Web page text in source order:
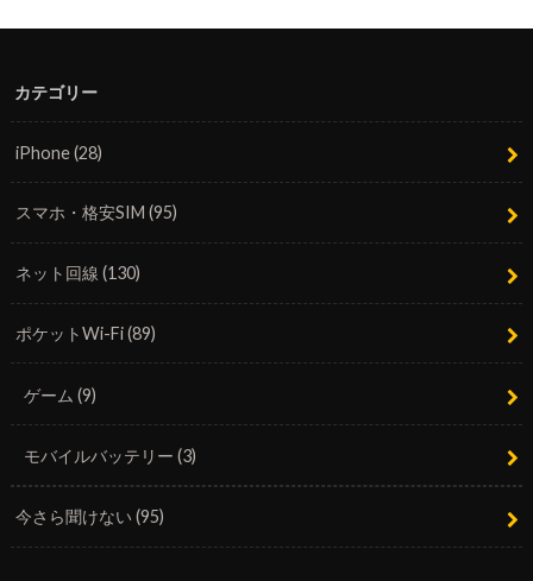
カテゴリー
iPhone(28)
スマホ・格安SIM(95)
ネット回線(130)
ポケットWi-Fi(89)
ゲーム(9)
モバイルバッテリー(3)
今さら聞けない(95)